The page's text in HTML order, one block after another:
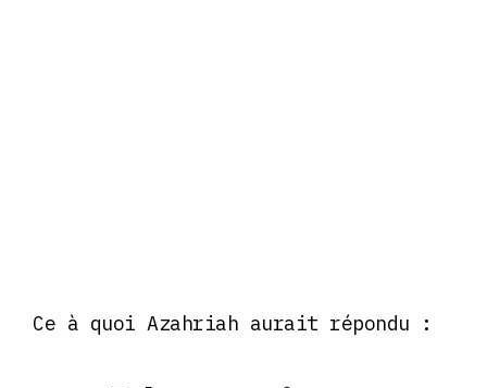
Ce à quoi Azahriah aurait répondu :